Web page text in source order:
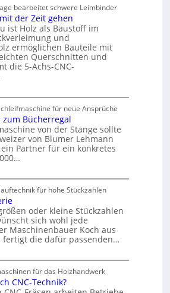
bearbeitet schwere Leimbinder
der Zeit gehen
ist Holz als Baustoff im
und
ermöglichen Bauteile mit
Querschnitten und
die 5-Achs-CNC-
für neue Ansprüche
zum Bücherregal
von der Stange sollte
von Blumer Lehmann
Partner für ein konkretes
für hohe Stückzahlen
oder kleine Stückzahlen
sich wohl jede
Maschinenbauer Koch aus
fertigt die dafür passenden…
für das Holzhandwerk
CNC-Technik?